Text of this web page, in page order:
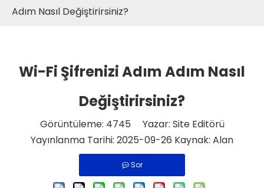
Adım Nasıl Değiştirirsiniz?
Wi-Fi Şifrenizi Adım Adım Nasıl
Değiştirirsiniz?
Görüntüleme: 4745 Yazar: Site Editörü
Yayınlanma Tarihi: 2025-09-26 Kaynak: Alan
Sor